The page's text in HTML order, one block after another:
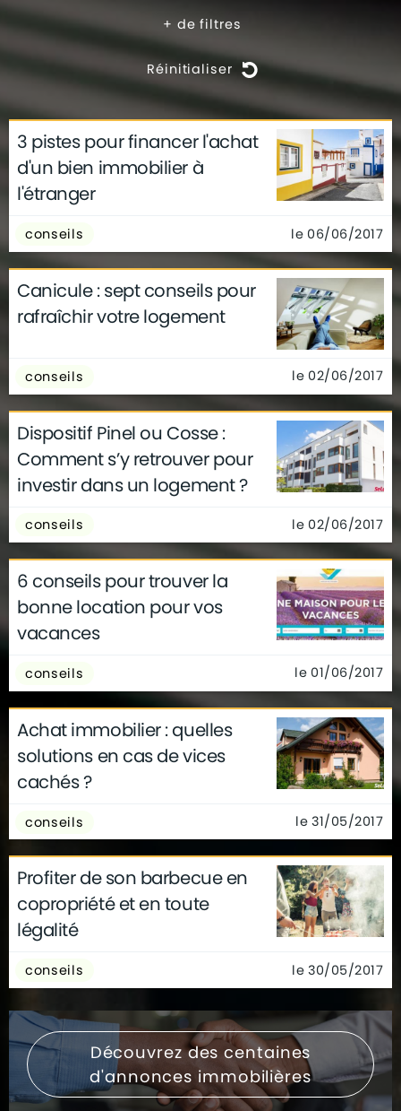
+ de filtres
Réinitialiser
actualités architecture
archives
conseils
déco finance
gouvernement
infographie
technologie
3 pistes pour financer l'achat
d'un bien immobilier à
l'étranger
conseils le 06/06/2017
Canicule : sept conseils pour
rafraîchir votre logement
conseils le 02/06/2017
Dispositif Pinel ou Cosse :
Comment s’y retrouver pour
investir dans un logement ?
conseils le 02/06/2017
6 conseils pour trouver la
bonne location pour vos
vacances
conseils le 01/06/2017
Achat immobilier : quelles
solutions en cas de vices
cachés ?
conseils le 31/05/2017
Profiter de son barbecue en
copropriété et en toute
légalité
conseils le 30/05/2017
Découvrez des centaines
d'annonces immobilières